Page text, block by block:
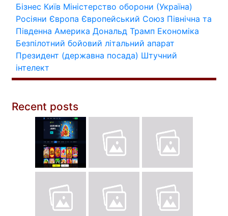
Бізнес Київ Міністерство оборони (Україна)
Росіяни Європа Європейський Союз Північна та
Південна Америка Дональд Трамп Економіка
Безпілотний бойовий літальний апарат
Президент (державна посада) Штучний
інтелект
Recent posts